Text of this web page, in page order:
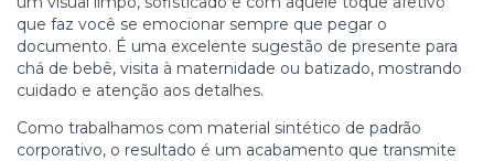
que faz você se emocionar sempre que pegar o
documento. É uma excelente sugestão de presente para
chá de bebê, visita à maternidade ou batizado, mostrando
cuidado e atenção aos detalhes.
Como trabalhamos com material sintético de padrão
corporativo, o resultado é um acabamento que transmite